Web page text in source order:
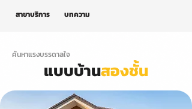
สาขาบริการ
บทความ
ค้นหาแรงบรรดาลใจ
แบบบ้านสองชั้น